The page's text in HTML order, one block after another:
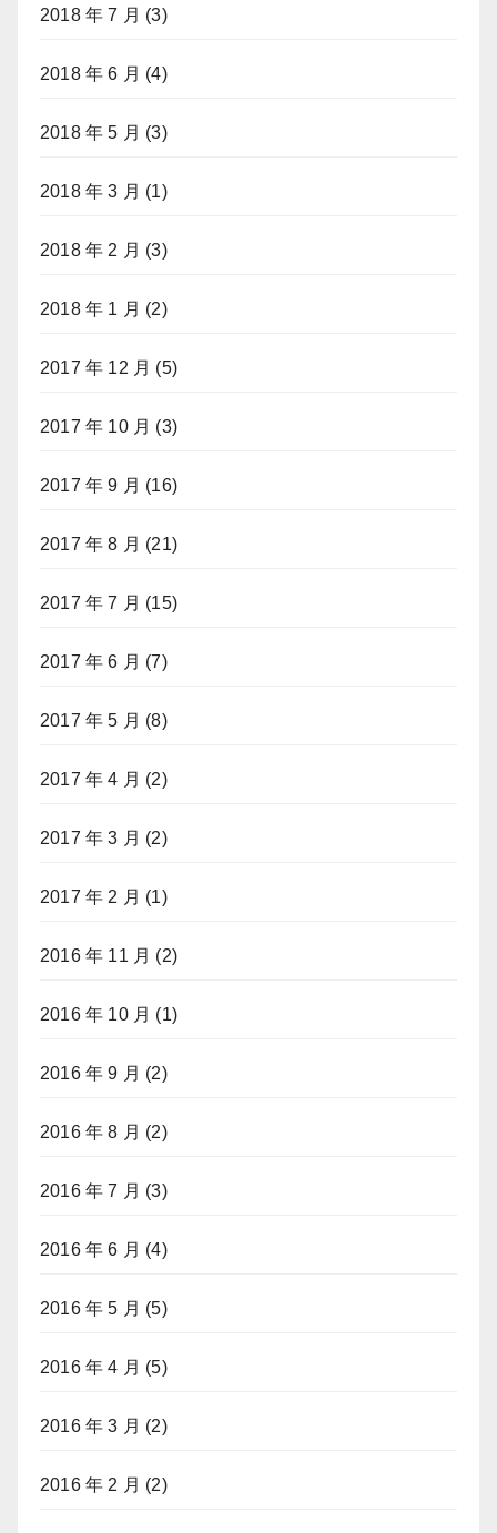
2018 年 7 月 (3)
2018 年 6 月 (4)
2018 年 5 月 (3)
2018 年 3 月 (1)
2018 年 2 月 (3)
2018 年 1 月 (2)
2017 年 12 月 (5)
2017 年 10 月 (3)
2017 年 9 月 (16)
2017 年 8 月 (21)
2017 年 7 月 (15)
2017 年 6 月 (7)
2017 年 5 月 (8)
2017 年 4 月 (2)
2017 年 3 月 (2)
2017 年 2 月 (1)
2016 年 11 月 (2)
2016 年 10 月 (1)
2016 年 9 月 (2)
2016 年 8 月 (2)
2016 年 7 月 (3)
2016 年 6 月 (4)
2016 年 5 月 (5)
2016 年 4 月 (5)
2016 年 3 月 (2)
2016 年 2 月 (2)